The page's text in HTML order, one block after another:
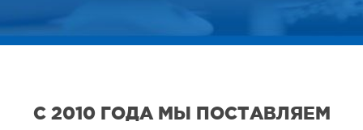
С 2010 ГОДА МЫ ПОСТАВЛЯЕМ